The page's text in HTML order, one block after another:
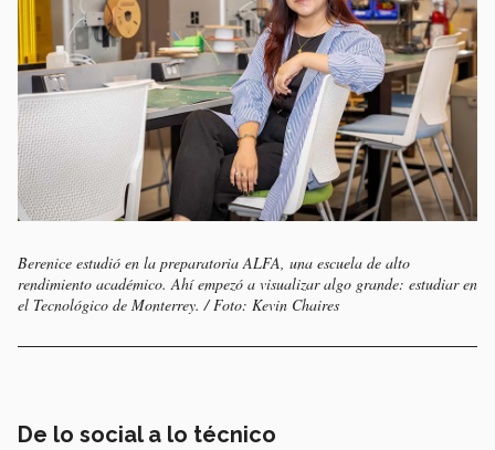
Berenice estudió en la preparatoria ALFA, una escuela de alto
rendimiento académico. Ahí empezó a visualizar algo grande: estudiar en
el Tecnológico de Monterrey. / Foto: Kevin Chaires
De lo social a lo técnico